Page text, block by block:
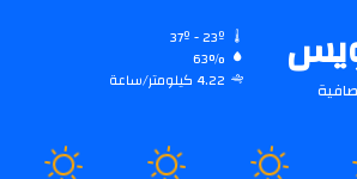
63%
4.22 كيلومتر/ساعة